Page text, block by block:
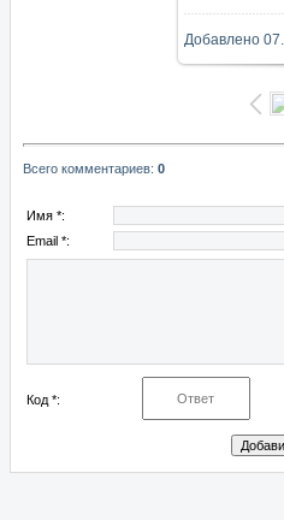
Добавлено
Всего комментариев: 0
Имя *:
Email *:
Код *: